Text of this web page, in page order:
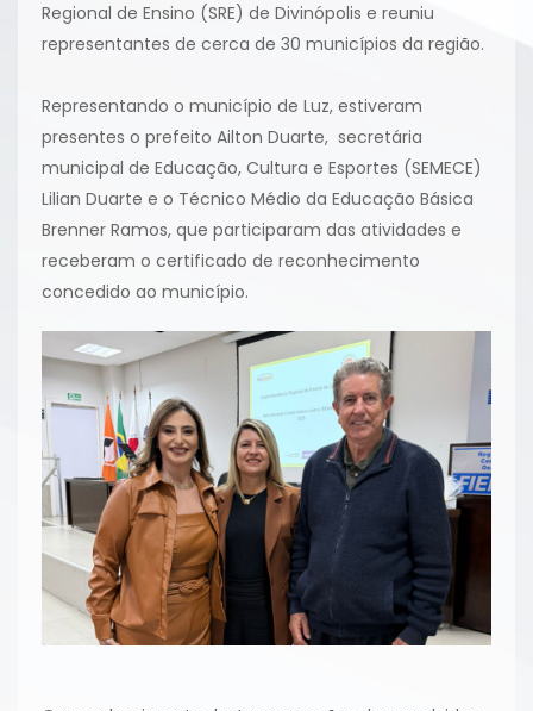
Regional de Ensino (SRE) de Divinópolis e reuniu
representantes de cerca de 30 municípios da região.
Representando o município de Luz, estiveram
presentes o prefeito Ailton Duarte, secretária
municipal de Educação, Cultura e Esportes (SEMECE)
Lilian Duarte e o Técnico Médio da Educação Básica
Brenner Ramos, que participaram das atividades e
receberam o certificado de reconhecimento
concedido ao município.